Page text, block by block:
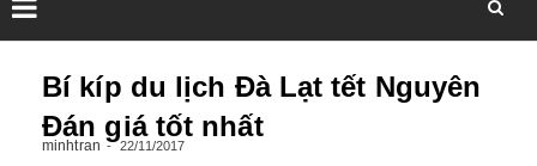
Bí kíp du lịch Đà Lạt tết Nguyên
Đán giá tốt nhất
minhtran 22/11/2017